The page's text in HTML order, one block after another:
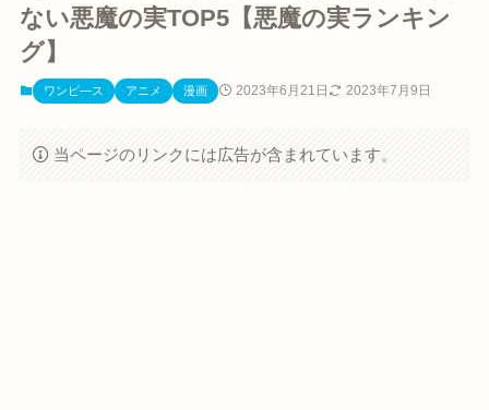
ない悪魔の実TOP5【悪魔の実ランキン
グ】
ワンピ―ス アニメ 漫画 2023年6月21日 2023年7月9日
当ページのリンクには広告が含まれています。